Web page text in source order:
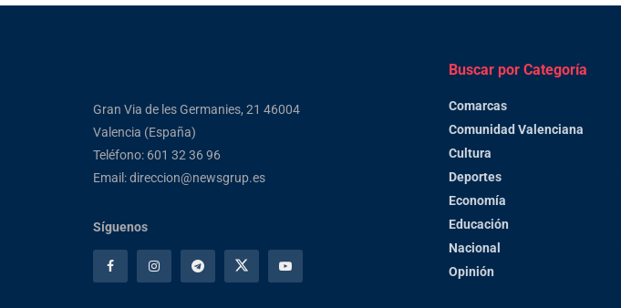
Gran Via de les Germanies, 21 46004
Valencia (España)
Teléfono: 601 32 36 96
Email: direccion@newsgrup.es
Síguenos
Buscar por Categoría
Comarcas
Comunidad Valenciana
Cultura
Deportes
Economía
Educación
Nacional
Opinión